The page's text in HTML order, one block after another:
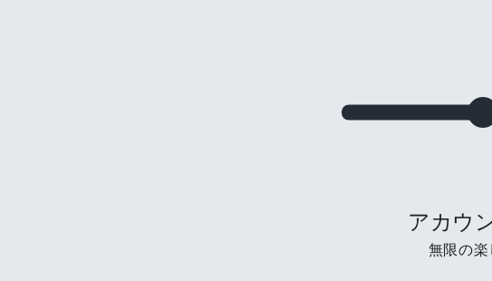
アカウ
無限の楽